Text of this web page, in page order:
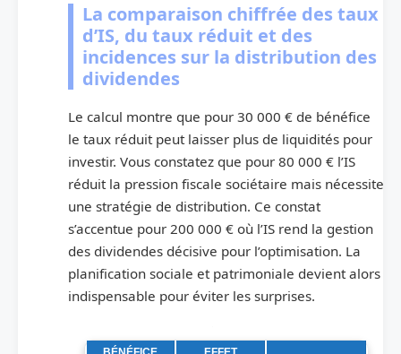
La comparaison chiffrée des taux
d’IS, du taux réduit et des
incidences sur la distribution des
dividendes
Le calcul montre que pour 30 000 € de bénéfice
le taux réduit peut laisser plus de liquidités pour
investir. Vous constatez que pour 80 000 € l’IS
réduit la pression fiscale sociétaire mais nécessite
une stratégie de distribution. Ce constat
s’accentue pour 200 000 € où l’IS rend la gestion
des dividendes décisive pour l’optimisation. La
planification sociale et patrimoniale devient alors
indispensable pour éviter les surprises.